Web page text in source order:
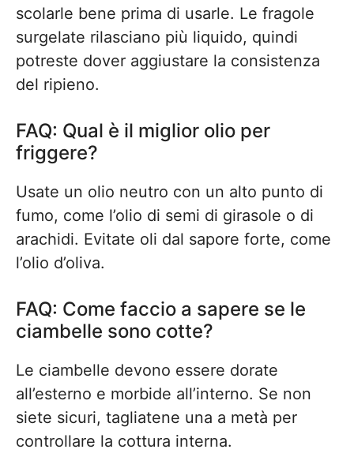
scolarle bene prima di usarle. Le fragole
surgelate rilasciano più liquido, quindi
potreste dover aggiustare la consistenza
del ripieno.
FAQ: Qual è il miglior olio per
friggere?
Usate un olio neutro con un alto punto di
fumo, come l’olio di semi di girasole o di
arachidi. Evitate oli dal sapore forte, come
l’olio d’oliva.
FAQ: Come faccio a sapere se le
ciambelle sono cotte?
Le ciambelle devono essere dorate
all’esterno e morbide all’interno. Se non
siete sicuri, tagliatene una a metà per
controllare la cottura interna.